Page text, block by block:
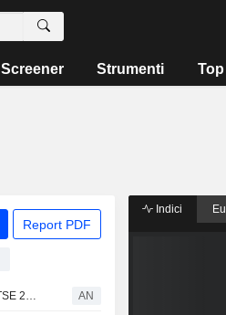
Screener Strumenti
Report PDF
UTILI E AGGIORNAMENTI FTSE 250: TBC Bank trae profitto dall'economia georgiana AN
Indici